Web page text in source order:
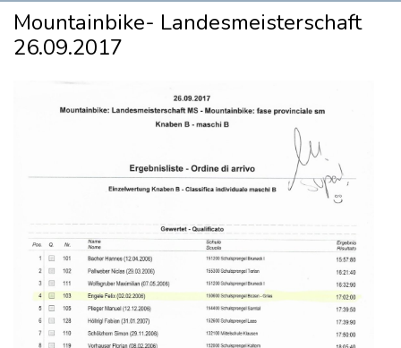
Mountainbike- Landesmeisterschaft
26.09.2017